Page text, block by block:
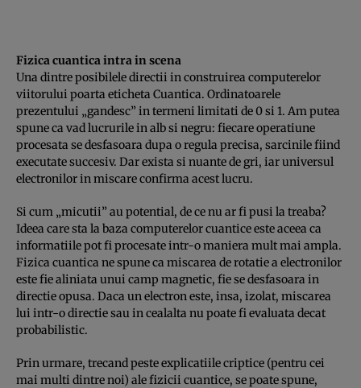
Fizica cuantica intra in scena
Una dintre posibilele directii in construirea computerelor
viitorului poarta eticheta Cuantica. Ordinatoarele
prezentului „gandesc” in termeni limitati de 0 si 1. Am putea
spune ca vad lucrurile in alb si negru: fiecare operatiune
procesata se desfasoara dupa o regula precisa, sarcinile fiind
executate succesiv. Dar exista si nuante de gri, iar universul
electronilor in miscare confirma acest lucru.
Si cum „micutii” au potential, de ce nu ar fi pusi la treaba?
Ideea care sta la baza computerelor cuantice este aceea ca
informatiile pot fi procesate intr-o maniera mult mai ampla.
Fizica cuantica ne spune ca miscarea de rotatie a electronilor
este fie aliniata unui camp magnetic, fie se desfasoara in
directie opusa. Daca un electron este, insa, izolat, miscarea
lui intr-o directie sau in cealalta nu poate fi evaluata decat
probabilistic.
Prin urmare, trecand peste explicatiile criptice (pentru cei
mai multi dintre noi) ale fizicii cuantice, se poate spune,